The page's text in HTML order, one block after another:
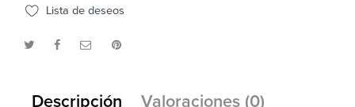
Lista de deseos
Descripción Valoraciones (0)